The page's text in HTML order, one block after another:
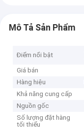
Mô Tả Sản Phẩm
Điểm nổi bật
Giá bán
Hàng hiệu
Khả năng cung cấp
Nguồn gốc
Số lượng đặt hàng
tối thiểu